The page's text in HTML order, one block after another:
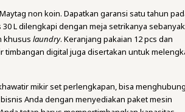
non koin. Dapatkan garansi satu tahun
L dilengkapi dengan meja setrikanya sebanyak
khususlaundry. Keranjang pakaian 12 pcs dan
timbangan digital juga disertakan untuk
mikir set perlengkapan, bisa
Anda dengan menyediakan paket mesin